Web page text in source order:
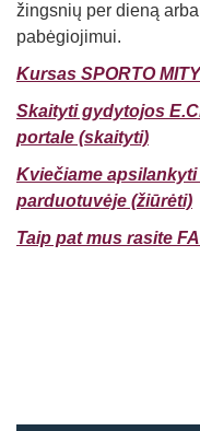
žingsnių per dieną
pabėgiojimui.
Kursas SPORTO
Skaityti gydytojos
portale (skaityti)
Kviečiame
parduotuvėje (žiūrėti)
Taip pat mus rasite